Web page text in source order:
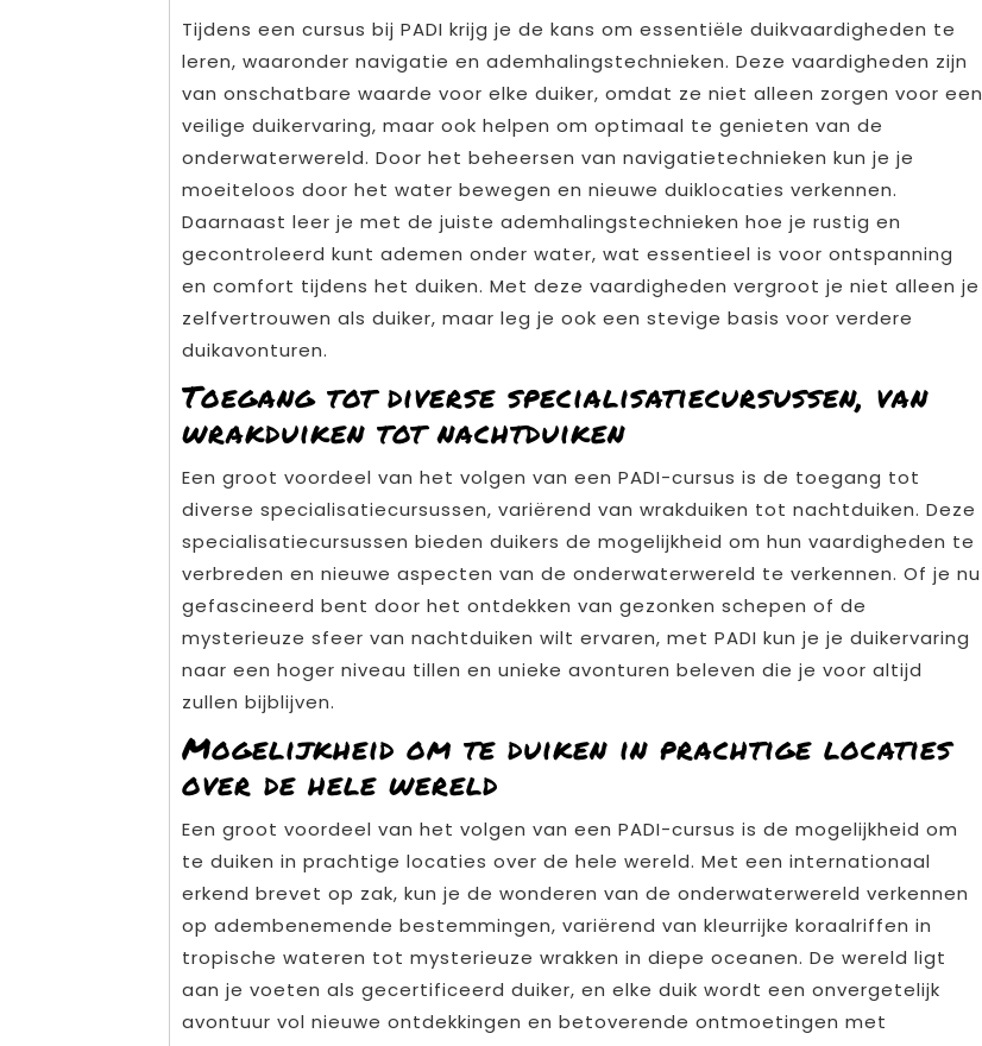
Tijdens een cursus bij PADI krijg je de kans om essentiële duikvaardigheden te
leren, waaronder navigatie en ademhalingstechnieken. Deze vaardigheden zijn
van onschatbare waarde voor elke duiker, omdat ze niet alleen zorgen voor een
veilige duikervaring, maar ook helpen om optimaal te genieten van de
onderwaterwereld. Door het beheersen van navigatietechnieken kun je je
moeiteloos door het water bewegen en nieuwe duiklocaties verkennen.
Daarnaast leer je met de juiste ademhalingstechnieken hoe je rustig en
gecontroleerd kunt ademen onder water, wat essentieel is voor ontspanning
en comfort tijdens het duiken. Met deze vaardigheden vergroot je niet alleen je
zelfvertrouwen als duiker, maar leg je ook een stevige basis voor verdere
duikavonturen.
Toegang tot diverse specialisatiecursussen, van
wrakduiken tot nachtduiken
Een groot voordeel van het volgen van een PADI-cursus is de toegang tot
diverse specialisatiecursussen, variërend van wrakduiken tot nachtduiken. Deze
specialisatiecursussen bieden duikers de mogelijkheid om hun vaardigheden te
verbreden en nieuwe aspecten van de onderwaterwereld te verkennen. Of je nu
gefascineerd bent door het ontdekken van gezonken schepen of de
mysterieuze sfeer van nachtduiken wilt ervaren, met PADI kun je je duikervaring
naar een hoger niveau tillen en unieke avonturen beleven die je voor altijd
zullen bijblijven.
Mogelijkheid om te duiken in prachtige locaties
over de hele wereld
Een groot voordeel van het volgen van een PADI-cursus is de mogelijkheid om
te duiken in prachtige locaties over de hele wereld. Met een internationaal
erkend brevet op zak, kun je de wonderen van de onderwaterwereld verkennen
op adembenemende bestemmingen, variërend van kleurrijke koraalriffen in
tropische wateren tot mysterieuze wrakken in diepe oceanen. De wereld ligt
aan je voeten als gecertificeerd duiker, en elke duik wordt een onvergetelijk
avontuur vol nieuwe ontdekkingen en betoverende ontmoetingen met